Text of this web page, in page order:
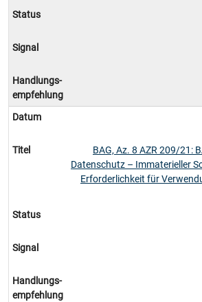
Status
Signal
Handlungs-
empfehlung
Datum
Titel
BAG, Az. 8 AZR 209/21:
Datenschutz – Immaterieller
Erforderlichkeit für
Status
Signal
Handlungs-
empfehlung